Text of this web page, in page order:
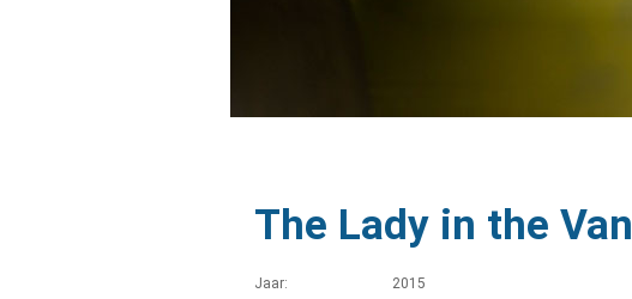
The Lady in the Van
Jaar:
2015